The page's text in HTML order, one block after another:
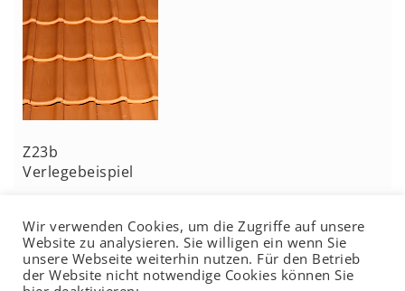
Z23b
Verlegebeispiel
Wir verwenden Cookies, um die Zugriffe auf unsere
Website zu analysieren. Sie willigen ein wenn Sie
unsere Webseite weiterhin nutzen. Für den Betrieb
der Website nicht notwendige Cookies können Sie